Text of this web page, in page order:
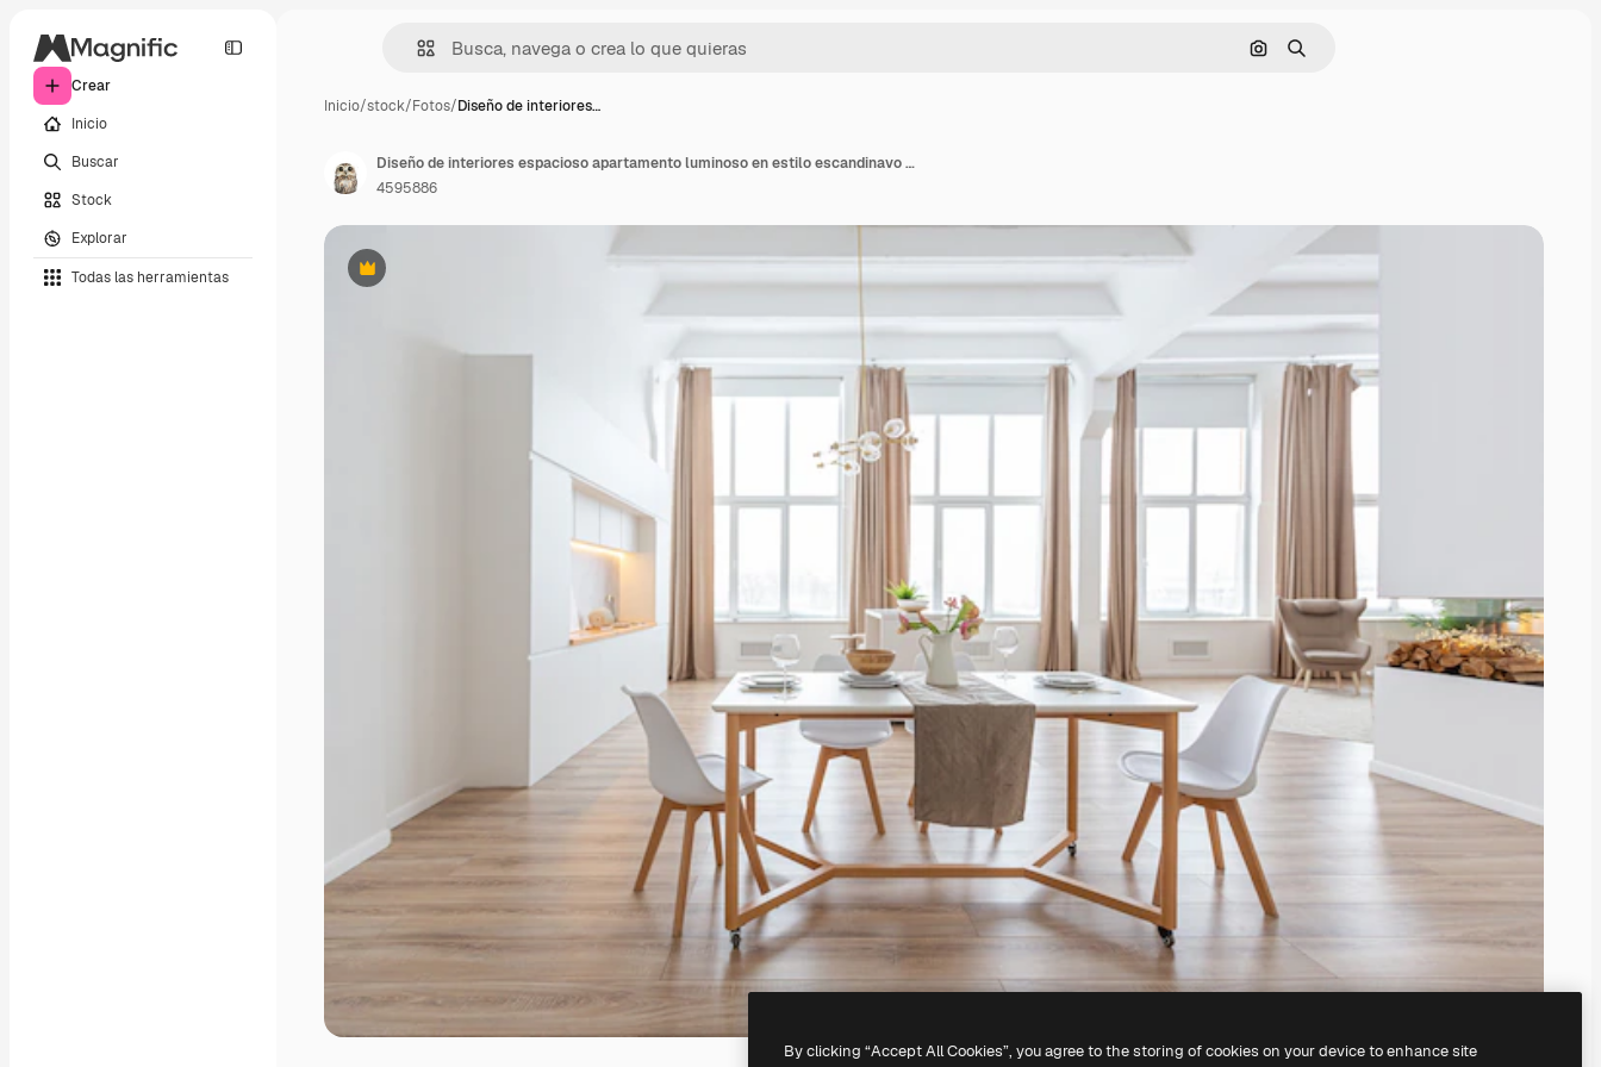
Crear
Inicio
Buscar
Stock
Explorar
Todas las herramientas
Buscar por imagen
Buscar
Inicio/stock/Fotos/Diseño de interiores…
Premium
Diseño de interiores espacioso apartamento luminoso en estilo escandinavo y cálidos colores blanco pastel y beige. Muebles de moda en la sala de estar y detalles modernos en el área de la cocina.
4595886
By clicking “Accept All Cookies”, you agree to the storing of cookies on your device to enhance site